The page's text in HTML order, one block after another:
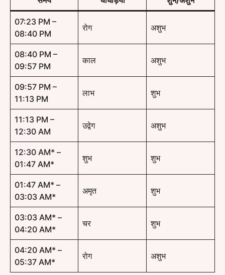
07:23 PM –
08:40 PM
रोग अशुभ
08:40 PM –
09:57 PM
काल अशुभ
09:57 PM –
11:13 PM
लाभ शुभ
11:13 PM –
12:30 AM
उद्वेग अशुभ
12:30 AM* –
01:47 AM*
शुभ शुभ
01:47 AM* –
03:03 AM*
अमृत शुभ
03:03 AM* –
04:20 AM*
चर शुभ
04:20 AM* –
05:37 AM*
रोग अशुभ